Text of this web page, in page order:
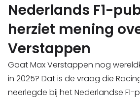
Nederlands F1-
herziet mening
Verstappen
Gaat Max Verstappen nog
in 2025? Dat is de vraag die
neerlegde bij het Nederlandse F1-